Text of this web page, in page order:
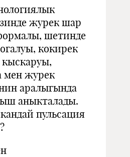
журек шар
шетинде
кокирек
мен журек
аралыгында
аныкталады.
пульсация